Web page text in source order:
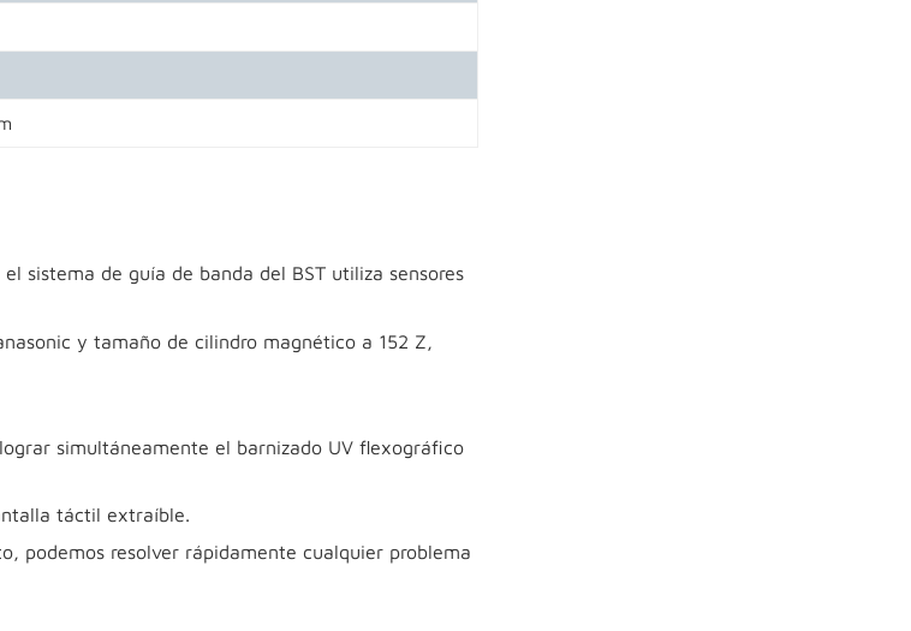
sistema de guía de banda del BST utiliza sensores
y tamaño de cilindro magnético a 152 Z,
simultáneamente el barnizado UV flexográfico
táctil extraíble.
podemos resolver rápidamente cualquier problema